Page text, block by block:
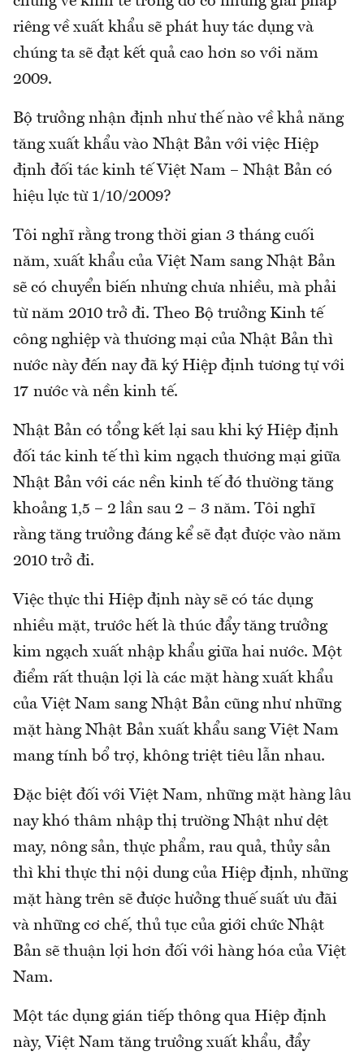
riêng về xuất khẩu sẽ phát huy tác dụng và
chúng ta sẽ đạt kết quả cao hơn so với năm
2009.
Bộ trưởng nhận định như thế nào về khả năng
tăng xuất khẩu vào Nhật Bản với việc Hiệp
định đối tác kinh tế Việt Nam – Nhật Bản có
hiệu lực từ 1/10/2009?
Tôi nghĩ rằng trong thời gian 3 tháng cuối
năm, xuất khẩu của Việt Nam sang Nhật Bản
sẽ có chuyển biến nhưng chưa nhiều, mà phải
từ năm 2010 trở đi. Theo Bộ trưởng Kinh tế
công nghiệp và thương mại của Nhật Bản thì
nước này đến nay đã ký Hiệp định tương tự với
17 nước và nền kinh tế.
Nhật Bản có tổng kết lại sau khi ký Hiệp định
đối tác kinh tế thì kim ngạch thương mại giữa
Nhật Bản với các nền kinh tế đó thường tăng
khoảng 1,5 – 2 lần sau 2 – 3 năm. Tôi nghĩ
rằng tăng trưởng đáng kể sẽ đạt được vào năm
2010 trở đi.
Việc thực thi Hiệp định này sẽ có tác dụng
nhiều mặt, trước hết là thúc đẩy tăng trưởng
kim ngạch xuất nhập khẩu giữa hai nước. Một
điểm rất thuận lợi là các mặt hàng xuất khẩu
của Việt Nam sang Nhật Bản cũng như những
mặt hàng Nhật Bản xuất khẩu sang Việt Nam
mang tính bổ trợ, không triệt tiêu lẫn nhau.
Đặc biệt đối với Việt Nam, những mặt hàng lâu
nay khó thâm nhập thị trường Nhật như dệt
may, nông sản, thực phẩm, rau quả, thủy sản
thì khi thực thi nội dung của Hiệp định, những
mặt hàng trên sẽ được hưởng thuế suất ưu đãi
và những cơ chế, thủ tục của giới chức Nhật
Bản sẽ thuận lợi hơn đối với hàng hóa của Việt
Nam.
Một tác dụng gián tiếp thông qua Hiệp định
này, Việt Nam tăng trưởng xuất khẩu, đẩy